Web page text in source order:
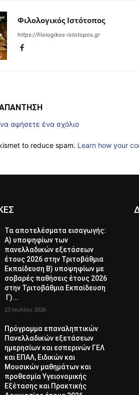
Φιλολογικός Ιστότοπος
https://filologikos-istotopos.gr
να αφήσετε ένα σχόλιο
to reduce spam. Learn how your
Τα αποτελέσματα εισαγωγής:
Α) υποψηφίων των
πανελλαδικών εξετάσεων
έτους 2026 στην Τριτοβάθμια
Εκπαίδευση Β) υποψηφίων με
σοβαρές παθήσεις έτους 2026
στην Τριτοβάθμια Εκπαίδευση
Γ)...
23 Ιουλίου 2026
Πρόγραμμα επαναληπτικών
Πανελλαδικών εξετάσεων
ημερησίων και εσπερινών ΓΕΛ
και ΕΠΑΛ, Ειδικών και
Μουσικών μαθημάτων και
προθεσμία Υγειονομικής
Εξέτασης και Πρακτικής